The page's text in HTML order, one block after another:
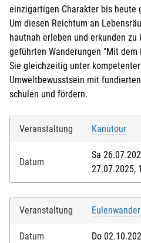
einzigartigen Charakter bis heute
Um diesen Reichtum an
hautnah erleben und erkunden
geführten Wanderungen "Mit dem
Sie gleichzeitig unter
Umweltbewusstsein mit
schulen und fördern.
Veranstaltung Kanutour
Datum
Sa
27.07.2025,
Veranstaltung
Datum Do